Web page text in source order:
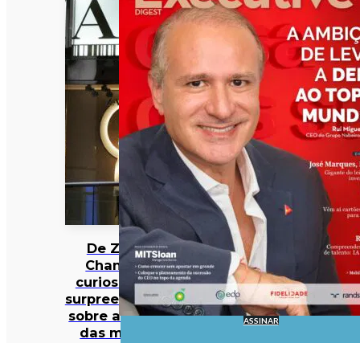
De Zara a
Chanel: 12
curiosidades
surpreendentes
sobre algumas
das marcas
ASSINAR